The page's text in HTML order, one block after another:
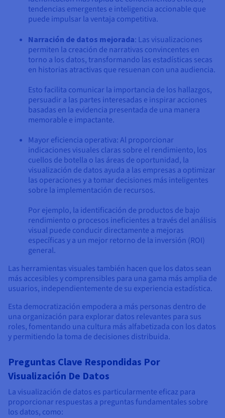
tendencias emergentes e inteligencia accionable que
puede impulsar la ventaja competitiva.
Narración de datos mejorada: Las visualizaciones
permiten la creación de narrativas convincentes en
torno a los datos, transformando las estadísticas secas
en historias atractivas que resuenan con una audiencia.
Esto facilita comunicar la importancia de los hallazgos,
persuadir a las partes interesadas e inspirar acciones
basadas en la evidencia presentada de una manera
memorable e impactante.
Mayor eficiencia operativa: Al proporcionar
indicaciones visuales claras sobre el rendimiento, los
cuellos de botella o las áreas de oportunidad, la
visualización de datos ayuda a las empresas a optimizar
las operaciones y a tomar decisiones más inteligentes
sobre la implementación de recursos.
Por ejemplo, la identificación de productos de bajo
rendimiento o procesos ineficientes a través del análisis
visual puede conducir directamente a mejoras
específicas y a un mejor retorno de la inversión (ROI)
general.
Las herramientas visuales también hacen que los datos sean
más accesibles y comprensibles para una gama más amplia de
usuarios, independientemente de su experiencia estadística.
Esta democratización empodera a más personas dentro de
una organización para explorar datos relevantes para sus
roles, fomentando una cultura más alfabetizada con los datos
y permitiendo la toma de decisiones distribuida.
Preguntas Clave Respondidas Por
Visualización De Datos
La visualización de datos es particularmente eficaz para
proporcionar respuestas a preguntas fundamentales sobre
los datos, como: